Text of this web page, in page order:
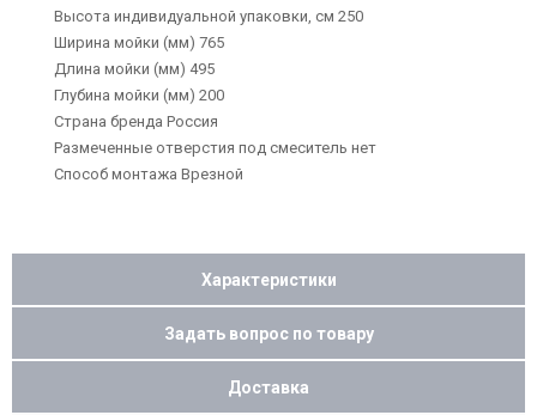
Высота индивидуальной упаковки, см 250
Ширина мойки (мм) 765
Длина мойки (мм) 495
Глубина мойки (мм) 200
Страна бренда Россия
Размеченные отверстия под смеситель нет
Способ монтажа Врезной
Характеристики
Задать вопрос по товару
Доставка